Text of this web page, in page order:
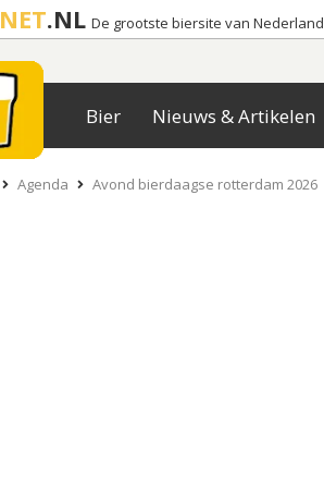
NET.NL De grootste biersite van Nederland
Bier Nieuws & Artikelen
Agenda Avond bierdaagse rotterdam 2026